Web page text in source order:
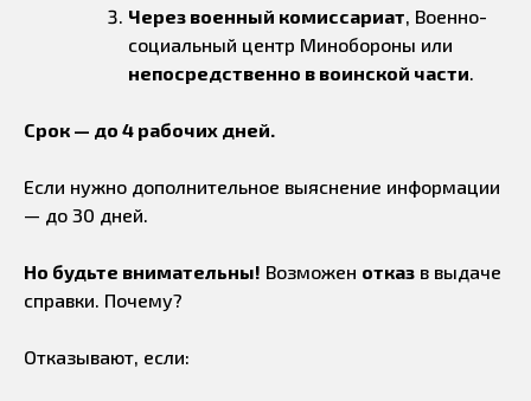
Через военный комиссариат, Военно-
социальный центр Минобороны или
непосредственно в воинской части.
Срок — до 4 рабочих дней.
Если нужно дополнительное выяснение информации
— до 30 дней.
Но будьте внимательны! Возможен отказ в выдаче
справки. Почему?
Отказывают, если: